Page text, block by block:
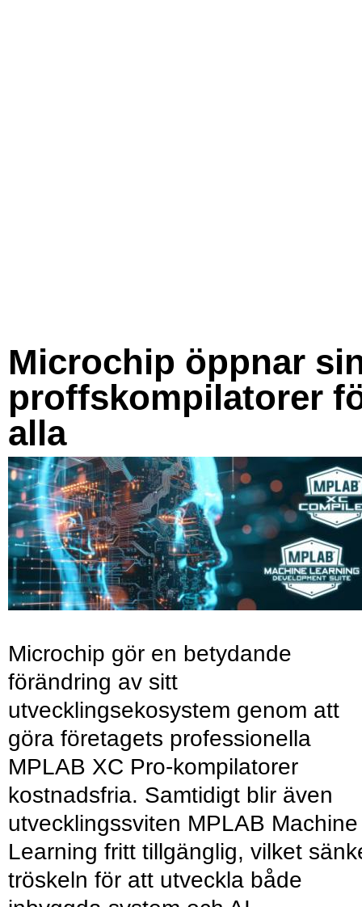
Microchip öppnar
proffskompilatorer
alla
Microchip gör en betydande
förändring av sitt
utvecklingsekosystem genom att
göra företagets professionella
MPLAB XC Pro-kompilatorer
kostnadsfria. Samtidigt blir även
utvecklingssviten MPLAB Machine
Learning fritt tillgänglig, vilket
tröskeln för att utveckla både